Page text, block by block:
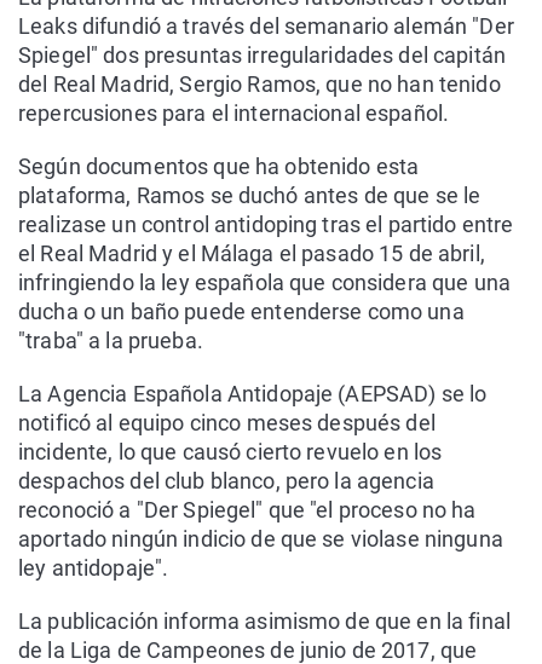
Leaks difundió a través del semanario alemán "Der
Spiegel" dos presuntas irregularidades del capitán
del Real Madrid, Sergio Ramos, que no han tenido
repercusiones para el internacional español.
Según documentos que ha obtenido esta
plataforma, Ramos se duchó antes de que se le
realizase un control antidoping tras el partido entre
el Real Madrid y el Málaga el pasado 15 de abril,
infringiendo la ley española que considera que una
ducha o un baño puede entenderse como una
"traba" a la prueba.
La Agencia Española Antidopaje (AEPSAD) se lo
notificó al equipo cinco meses después del
incidente, lo que causó cierto revuelo en los
despachos del club blanco, pero la agencia
reconoció a "Der Spiegel" que "el proceso no ha
aportado ningún indicio de que se violase ninguna
ley antidopaje".
La publicación informa asimismo de que en la final
de la Liga de Campeones de junio de 2017, que